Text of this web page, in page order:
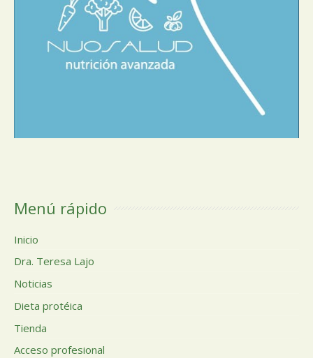
Menú rápido
Inicio
Dra. Teresa Lajo
Noticias
Dieta protéica
Tienda
Acceso profesional